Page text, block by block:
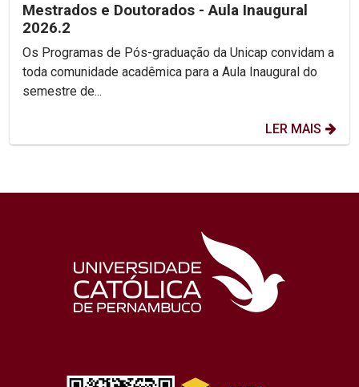
Mestrados e Doutorados - Aula Inaugural
2026.2
Os Programas de Pós-graduação da Unicap convidam a
toda comunidade acadêmica para a Aula Inaugural do
semestre de...
LER MAIS